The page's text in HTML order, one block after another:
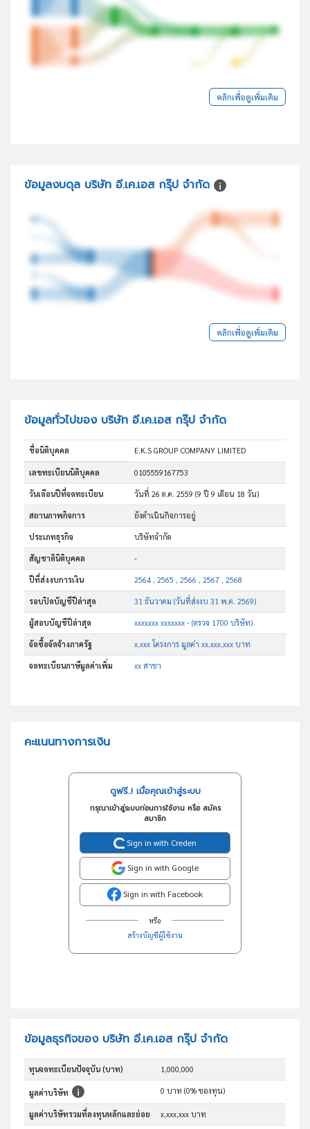
คลิกเพื่อดูเพิ่มเติม
ข้อมูลงบดุล บริษัท อี.เค.เอส กรุ๊ป จำกัด
คลิกเพื่อดูเพิ่มเติม
ข้อมูลทั่วไปของ บริษัท อี.เค.เอส กรุ๊ป จำกัด
ชื่อนิติบุคคล E.K.S GROUP COMPANY LIMITED
เลขทะเบียนนิติบุคคล 0105559167753
วันเดือนปีที่จดทะเบียน วันที่ 26 ต.ค. 2559(9 ปี 9 เดือน 18 วัน)
สถานภาพกิจการ ยังดำเนินกิจการอยู่
ประเภทธุรกิจ บริษัทจำกัด
สัญชาตินิติบุคคล -
ปีที่ส่งงบการเงิน 2564 , 2565 , 2566 , 2567 , 2568
รอบปิดบัญชีปีล่าสุด 31 ธันวาคม (วันที่ส่งงบ 31 พ.ค. 2569)
ผู้สอบบัญชีปีล่าสุด xxxxxxx xxxxxxx - (ตรวจ 1700 บริษัท)
จัดซื้อจัดจ้างภาครัฐ x,xxx โครงการ มูลค่า xx,xxx,xxx บาท
จดทะเบียนภาษีมูลค่าเพิ่ม xx สาขา
คะแนนทางการเงิน
ดูฟรี..! เมื่อคุณเข้าสู่ระบบ
กรุณาเข้าสู่ระบบก่อนการใช้งาน หรือ สมัคร
สมาชิก
Sign in with Creden
Sign in with Google
Sign in with Facebook
หรือ
สร้างบัญชีผู้ใช้งาน
ข้อมูลธุรกิจของ บริษัท อี.เค.เอส กรุ๊ป จำกัด
ทุนจดทะเบียนปัจจุบัน (บาท) 1,000,000
มูลค่าบริษัท 0 บาท (0% ของทุน)
มูลค่าบริษัทรวมที่ลงทุนหลักและย่อย x,xxx,xxx บาท